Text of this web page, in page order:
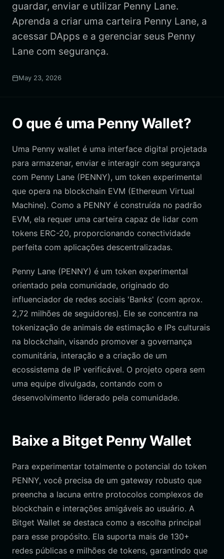
guardar, enviar e utilizar Penny Lane.
Aprenda a criar uma carteira Penny Lane, a
acessar DApps e a gerenciar seus Penny
Lane com segurança.
May 23, 2026
O que é uma Penny Wallet?
Uma Penny wallet é uma interface digital projetada
para armazenar, enviar e interagir com segurança
com Penny Lane (PENNY), um token experimental
que opera na blockchain EVM (Ethereum Virtual
Machine). Como a PENNY é construída no padrão
EVM, ela requer uma carteira capaz de lidar com
tokens ERC-20, proporcionando conectividade
perfeita com aplicações descentralizadas.
Penny Lane (PENNY) é um token experimental
orientado pela comunidade, originado do
influenciador de redes sociais 'Banks' (com aprox.
2,72 milhões de seguidores). Ele se concentra na
tokenização de animais de estimação e IPs culturais
na blockchain, visando promover a governança
comunitária, interação e a criação de um
ecossistema de IP verificável. O projeto opera sem
uma equipe divulgada, contando com o
desenvolvimento liderado pela comunidade.
Baixe a Bitget Penny Wallet
Para experimentar totalmente o potencial do token
PENNY, você precisa de um gateway robusto que
preencha a lacuna entre protocolos complexos de
blockchain e interações amigáveis ao usuário. A
Bitget Wallet se destaca como a escolha principal
para esse propósito. Ela suporta mais de 130+
redes públicas e milhões de tokens, garantindo que